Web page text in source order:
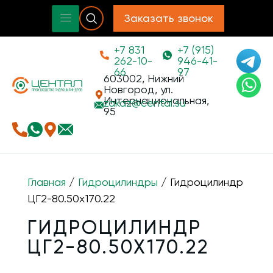
Заказать звонок
+7 831
262-10-
66
+7 (915)
946-41-
97
603002, Нижний
Новгород, ул.
Интернациональная,
95
zakaz@cental.su
Главная / Гидроцилиндры / Гидроцилиндр
ЦГ2-80.50х170.22
ГИДРОЦИЛИНДР
ЦГ2-80.50Х170.22